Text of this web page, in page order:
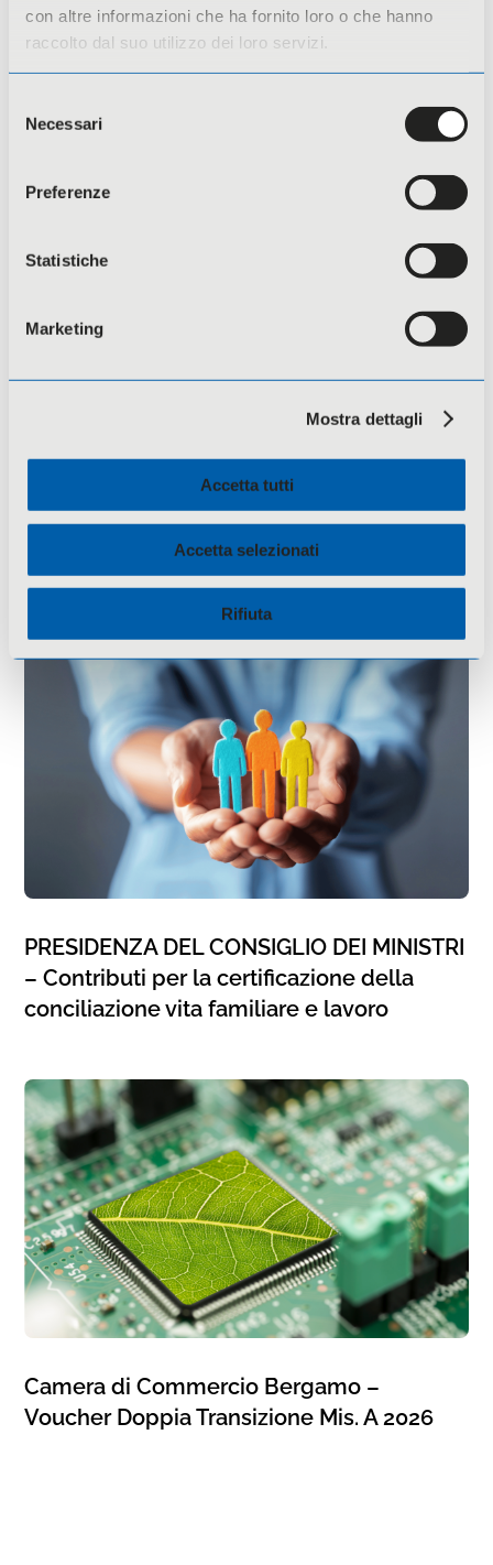
con altre informazioni che ha fornito loro o che hanno
raccolto dal suo utilizzo dei loro servizi.
delNecessari
Preferenze
Statistiche
Marketing
Mostra dettagli
Accetta tutti
Accetta selezionati
Rifiuta
Dichiaro di aver preso visione della
Potresti essere interessato
PRESIDENZA DEL CONSIGLIO DEI MINISTRI
– Contributi per la certificazione della
conciliazione vita familiare e lavoro
Camera di Commercio Bergamo –
Voucher Doppia Transizione Mis. A 2026